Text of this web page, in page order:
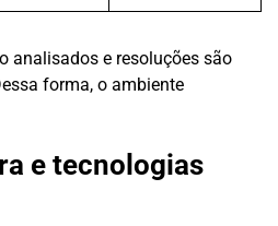
analisados e resoluções são
forma, o ambiente
e tecnologias